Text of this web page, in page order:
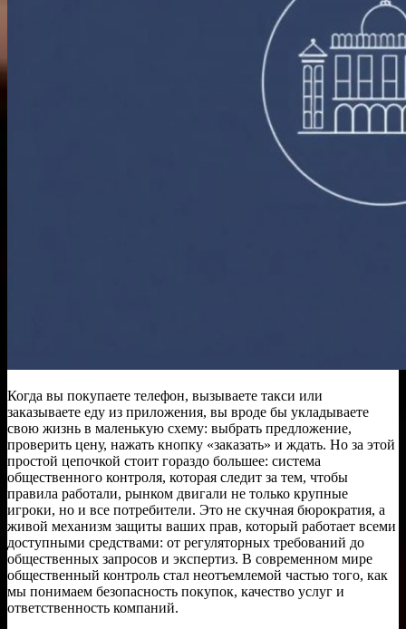
Когда вы покупаете телефон, вызываете такси или
заказываете еду из приложения, вы вроде бы укладываете
свою жизнь в маленькую схему: выбрать предложение,
проверить цену, нажать кнопку «заказать» и ждать. Но за этой
простой цепочкой стоит гораздо большее: система
общественного контроля, которая следит за тем, чтобы
правила работали, рынком двигали не только крупные
игроки, но и все потребители. Это не скучная бюрократия, а
живой механизм защиты ваших прав, который работает всеми
доступными средствами: от регуляторных требований до
общественных запросов и экспертиз. В современном мире
общественный контроль стал неотъемлемой частью того, как
мы понимаем безопасность покупок, качество услуг и
ответственность компаний.